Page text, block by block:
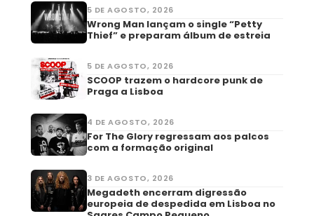
5 DE AGOSTO, 2026
Wrong Man lançam o single “Petty
Thief” e preparam álbum de estreia
5 DE AGOSTO, 2026
SCOOP trazem o hardcore punk de
Praga a Lisboa
4 DE AGOSTO, 2026
For The Glory regressam aos palcos
com a formação original
3 DE AGOSTO, 2026
Megadeth encerram digressão
europeia de despedida em Lisboa no